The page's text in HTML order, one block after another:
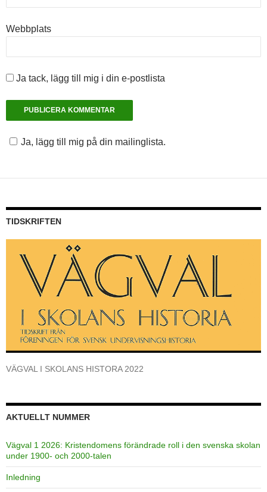
Webbplats
Ja tack, lägg till mig i din e-postlista
Ja, lägg till mig på din mailinglista.
TIDSKRIFTEN
VÄGVAL I SKOLANS HISTORA 2022
AKTUELLT NUMMER
Vägval 1 2026: Kristendomens förändrade roll i den svenska skolan
under 1900- och 2000-talen
Inledning